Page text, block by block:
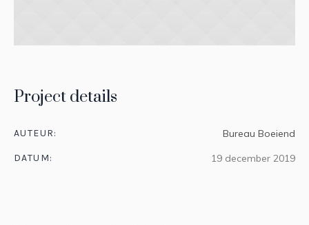
Project details
AUTEUR: Bureau Boeiend
DATUM: 19 december 2019